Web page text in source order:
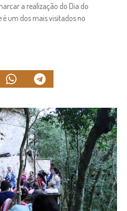
a realização do Dia do
é um dos mais visitados no